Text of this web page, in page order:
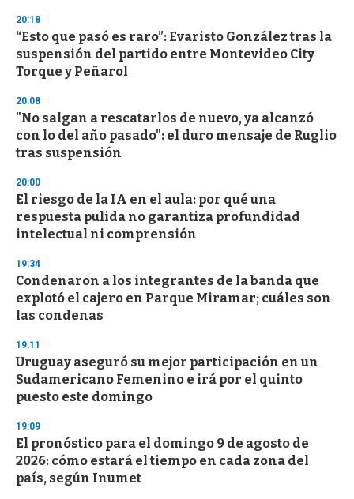
d
s
o
f
3
s
e
o
n
20:18
“Esto que pasó es raro”: Evaristo González tras la
suspensión del partido entre Montevideo City
Torque y Peñarol
20:08
"No salgan a rescatarlos de nuevo, ya alcanzó
con lo del año pasado": el duro mensaje de Ruglio
tras suspensión
20:00
El riesgo de la IA en el aula: por qué una
respuesta pulida no garantiza profundidad
intelectual ni comprensión
19:34
Condenaron a los integrantes de la banda que
explotó el cajero en Parque Miramar; cuáles son
las condenas
19:11
Uruguay aseguró su mejor participación en un
Sudamericano Femenino e irá por el quinto
puesto este domingo
19:09
El pronóstico para el domingo 9 de agosto de
2026: cómo estará el tiempo en cada zona del
país, según Inumet